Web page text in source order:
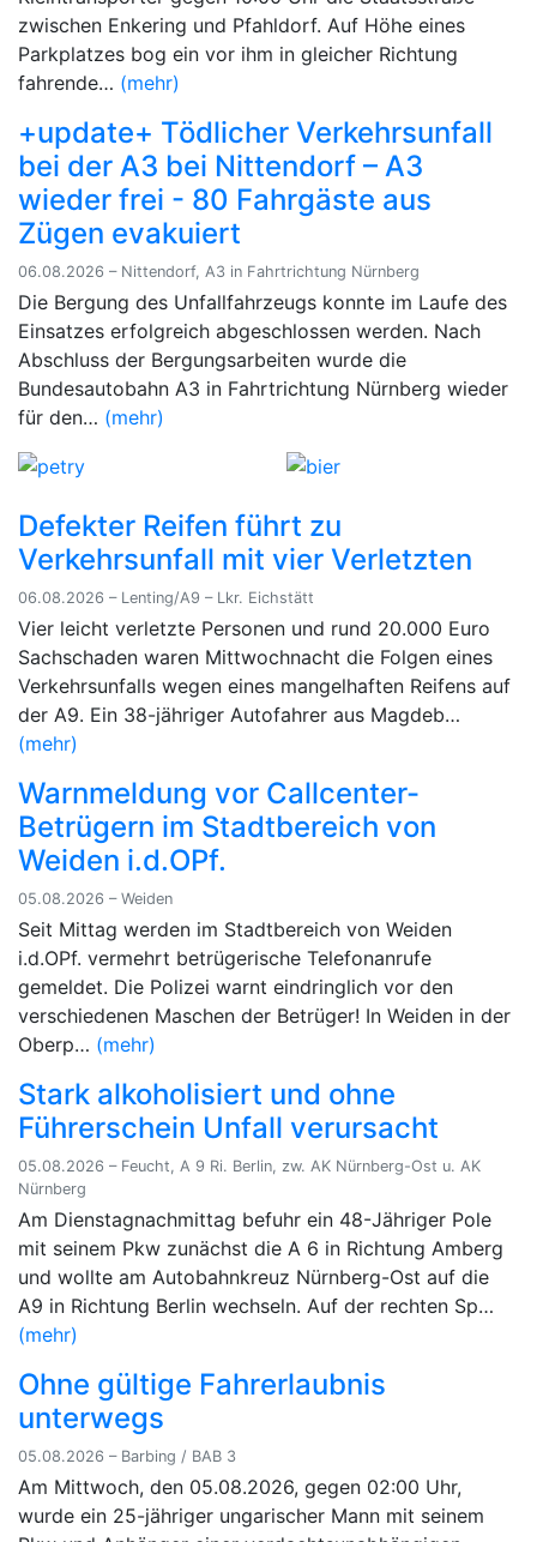
zwischen Enkering und Pfahldorf. Auf Höhe eines
Parkplatzes bog ein vor ihm in gleicher Richtung
fahrende… (mehr)
+update+ Tödlicher Verkehrsunfall
bei der A3 bei Nittendorf – A3
wieder frei - 80 Fahrgäste aus
Zügen evakuiert
06.08.2026 – Nittendorf, A3 in Fahrtrichtung Nürnberg
Die Bergung des Unfallfahrzeugs konnte im Laufe des
Einsatzes erfolgreich abgeschlossen werden. Nach
Abschluss der Bergungsarbeiten wurde die
Bundesautobahn A3 in Fahrtrichtung Nürnberg wieder
für den… (mehr)
Defekter Reifen führt zu
Verkehrsunfall mit vier Verletzten
06.08.2026 – Lenting/A9 – Lkr. Eichstätt
Vier leicht verletzte Personen und rund 20.000 Euro
Sachschaden waren Mittwochnacht die Folgen eines
Verkehrsunfalls wegen eines mangelhaften Reifens auf
der A9. Ein 38-jähriger Autofahrer aus Magdeb…
(mehr)
Warnmeldung vor Callcenter-
Betrügern im Stadtbereich von
Weiden i.d.OPf.
05.08.2026 – Weiden
Seit Mittag werden im Stadtbereich von Weiden
i.d.OPf. vermehrt betrügerische Telefonanrufe
gemeldet. Die Polizei warnt eindringlich vor den
verschiedenen Maschen der Betrüger! In Weiden in der
Oberp… (mehr)
Stark alkoholisiert und ohne
Führerschein Unfall verursacht
05.08.2026 – Feucht, A 9 Ri. Berlin, zw. AK Nürnberg-Ost u. AK
Nürnberg
Am Dienstagnachmittag befuhr ein 48-Jähriger Pole
mit seinem Pkw zunächst die A 6 in Richtung Amberg
und wollte am Autobahnkreuz Nürnberg-Ost auf die
A9 in Richtung Berlin wechseln. Auf der rechten Sp…
(mehr)
Ohne gültige Fahrerlaubnis
unterwegs
05.08.2026 – Barbing / BAB 3
Am Mittwoch, den 05.08.2026, gegen 02:00 Uhr,
wurde ein 25-jähriger ungarischer Mann mit seinem